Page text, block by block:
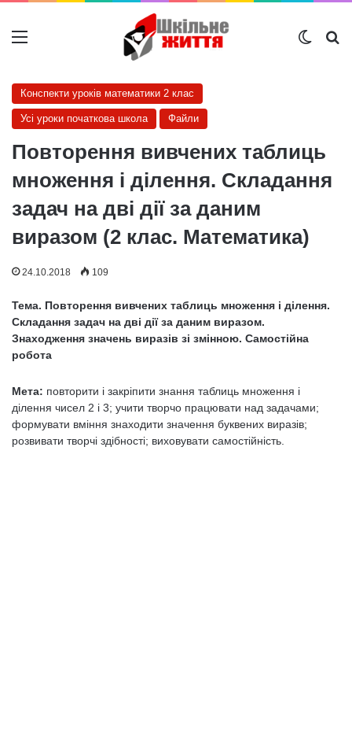
Меню
Конспекти уроків математики 2 клас
Усі уроки початкова школа Файли
Повторення вивчених таблиць
множення і ділення. Складання
задач на дві дії за даним
виразом (2 клас. Математика)
24.10.2018 109
Тема. Повторення вивчених таблиць множення і ділення.
Складання задач на дві дії за даним виразом.
Знаходження значень виразів зі змінною. Самостійна
робота
Мета: повторити і закріпити знання таблиць множення і
ділення чисел 2 і 3; учити творчо працювати над задачами;
формувати вміння знаходити значення буквених виразів;
розвивати творчі здібності; виховувати самостійність.